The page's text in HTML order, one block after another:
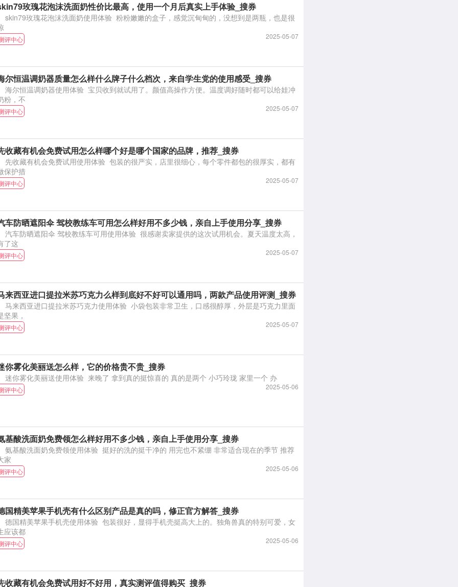
玫瑰花泡沫洗面奶性价比最高，使用一个月后真实上手体验_搜券
玫瑰花泡沫洗面奶使用体验 粉粉嫩嫩的盒子，感觉沉甸甸的，没想到是两瓶，也是很
评中心 2025-05-07
尔恒温调奶器质量怎么样什么牌子什么档次，来自学生党的使用感受_搜券
温调奶器使用体验 宝贝收到就试用了。颜值高操作方便。温度调好随时都可以给娃冲
粉，不
评中心 2025-05-07
收藏有机会免费试用怎么样哪个好是哪个国家的品牌，推荐_搜券
藏有机会免费试用使用体验 包装的很严实，店里很细心，每个零件都包的很厚实，都有
保护措
评中心 2025-05-07
车防晒遮阳伞 驾校教练车可用怎么样好用不多少钱，亲自上手使用分享_搜券
防晒遮阳伞 驾校教练车可用使用体验 很感谢卖家提供的这次试用机会。夏天温度太高，
了这
评中心 2025-05-07
来西亚进口提拉米苏巧克力么样到底好不好可以通用吗，两款产品使用评测_搜券
西亚进口提拉米苏巧克力使用体验 小袋包装非常卫生，口感很醇厚，外层是巧克力里面
坚果，
评中心 2025-05-07
你雾化美丽送怎么样，它的价格贵不贵_搜券
迷你雾化美丽送使用体验 来晚了 拿到真的挺惊喜的 真的是两个 小巧玲珑 家里一个 办
评中心 2025-05-06
基酸洗面奶免费领怎么样好用不多少钱，亲自上手使用分享_搜券
酸洗面奶免费领使用体验 挺好的洗的挺干净的 用完也不紧绷 非常适合现在的季节 推荐
家
评中心 2025-05-06
国精美苹果手机壳有什么区别产品是真的吗，修正官方解答_搜券
精美苹果手机壳使用体验 包装很好，显得手机壳挺高大上的。独角兽真的特别可爱，女
应该都
评中心 2025-05-06
收藏有机会免费试用好不好用，真实测评值得购买_搜券